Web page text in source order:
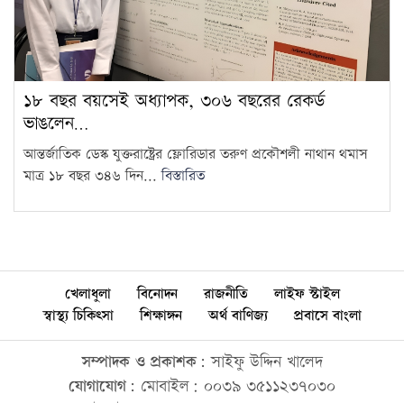
১৮ বছর বয়সেই অধ্যাপক, ৩০৬ বছরের রেকর্ড
ভাঙলেন…
আন্তর্জাতিক ডেস্ক যুক্তরাষ্ট্রের ফ্লোরিডার তরুণ প্রকৌশলী নাথান থমাস
মাত্র ১৮ বছর ৩৪৬ দিন...বিস্তারিত
খেলাধুলা বিনোদন রাজনীতি
লাইফ স্টাইল
স্বাস্থ্য চিকিৎসা
শিক্ষাঙ্গন অর্থ বাণিজ্য প্রবাসে বাংলা
সম্পাদক ও প্রকাশক: সাইফু উদ্দিন খালেদ
যোগাযোগ: মোবাইল: ০০৩৯ ৩৫১১২৩৭০৩০